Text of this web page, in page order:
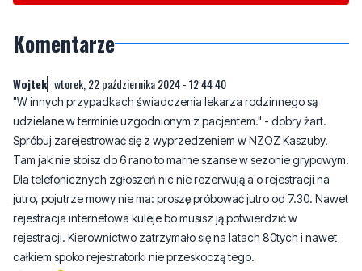
redakcją za pośrednictwem strony facebookowej i mailowo:
telefonu729 715 670
Komentarze
Wojtek wtorek, 22 października 2024 - 12:44:40
"W innych przypadkach świadczenia lekarza rodzinnego są
udzielane w terminie uzgodnionym z pacjentem." - dobry żart.
Spróbuj zarejestrować się z wyprzedzeniem w NZOZ Kaszuby.
Tam jak nie stoisz do 6 rano to marne szanse w sezonie grypowym.
Dla telefonicznych zgłoszeń nic nie rezerwują a o rejestracji na
jutro, pojutrze mowy nie ma: proszę próbować jutro od 7.30. Nawet